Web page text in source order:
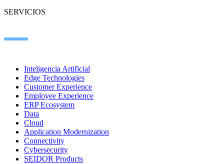
SERVICIOS
Inteligencia Artificial
Edge Technologies
Customer Experience
Employee Experience
ERP Ecosystem
Data
Cloud
Application Modernization
Connectivity
Cybersecurity
SEIDOR Products